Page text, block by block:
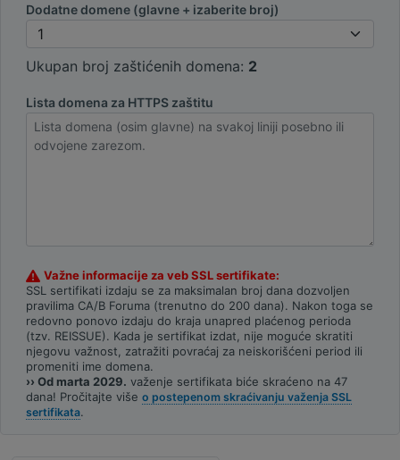
Dodatne domene (glavne + izaberite broj)
Ukupan broj zaštićenih domena: 2
Lista domena za HTTPS zaštitu
Važne informacije za veb SSL sertifikate:
SSL sertifikati izdaju se za maksimalan broj dana dozvoljen
pravilima CA/B Foruma (trenutno do 200 dana). Nakon toga se
redovno ponovo izdaju do kraja unapred plaćenog perioda
(tzv. REISSUE). Kada je sertifikat izdat, nije moguće skratiti
njegovu važnost, zatražiti povraćaj za neiskorišćeni period ili
promeniti ime domena.
›› Od marta 2029. važenje sertifikata biće skraćeno na 47
dana! Pročitajte više o postepenom skraćivanju važenja SSL
sertifikata.